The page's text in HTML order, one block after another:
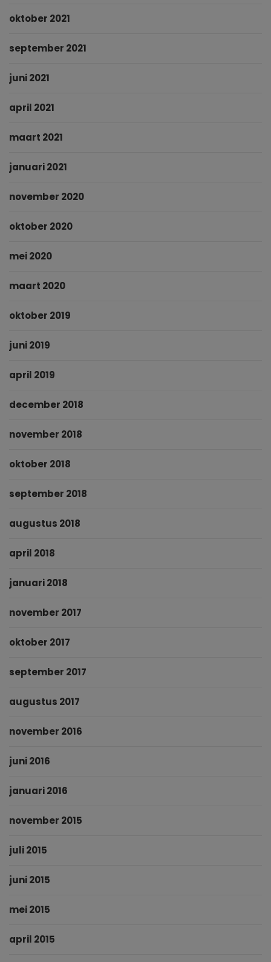
oktober 2021
september 2021
juni 2021
april 2021
maart 2021
januari 2021
november 2020
oktober 2020
mei 2020
maart 2020
oktober 2019
juni 2019
april 2019
december 2018
november 2018
oktober 2018
september 2018
augustus 2018
april 2018
januari 2018
november 2017
oktober 2017
september 2017
augustus 2017
november 2016
juni 2016
januari 2016
november 2015
juli 2015
juni 2015
mei 2015
april 2015